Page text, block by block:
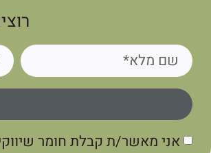
אני מאשר/ת קבלת חומר